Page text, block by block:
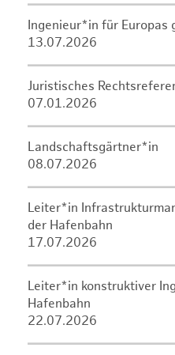
Ingenieur*in für Europas
13.07.2026
Juristisches
07.01.2026
Landschaftsgärtner*in
08.07.2026
Leiter*in
der Hafenbahn
17.07.2026
Leiter*in konstruktiver
Hafenbahn
22.07.2026